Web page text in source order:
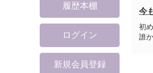
今
初
誰
履歴本棚
ログイン
新規会員登録